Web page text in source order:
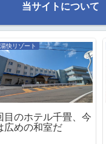
当サイトについて
湯快リゾート
目のホテル千畳、今
広めの和室だ